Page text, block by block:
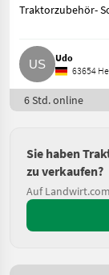
Traktorzubehör-
Udo
63654
6 Std. online
Sie haben
zu verkaufen?
Auf